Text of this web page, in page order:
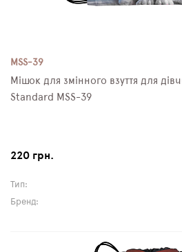
MSS-39
Мішок для змінного взуття для
Standard MSS-39
220 грн.
Тип:
Бренд: